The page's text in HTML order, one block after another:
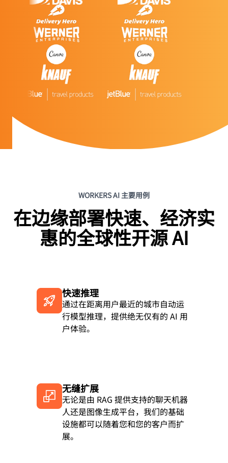
WORKERS AI 主要用例
在边缘部署快速、经济实
惠的全球性开源 AI
快速推理
通过在距离用户最近的城市自动运
行模型推理，提供绝无仅有的 AI 用
户体验。
无缝扩展
无论是由 RAG 提供支持的聊天机器
人还是图像生成平台，我们的基础
设施都可以随着您和您的客户而扩
展。